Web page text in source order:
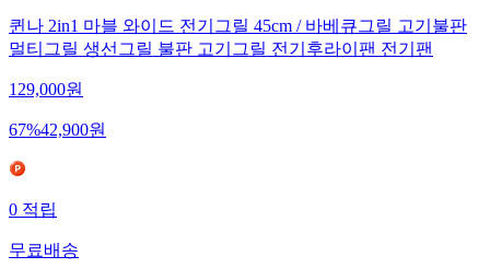
퀸나 2in1 마블 와이드 전기그릴 45cm / 바베큐그릴 고기불판
멀티그릴 생선그릴 불판 고기그릴 전기후라이팬 전기팬
129,000원
67%42,900원
0적립
무료배송